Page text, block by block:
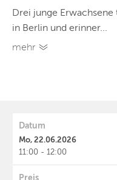
Drei junge
in Berlin und erinner...
mehr
Datum
Mo, 22.06.2026
11:00 - 12:00
Preis